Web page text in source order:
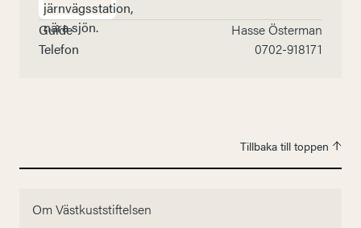
Guide
Hasse Österman
Telefon
0702-918171
Tillbaka till toppen
Om Västkuststiftelsen